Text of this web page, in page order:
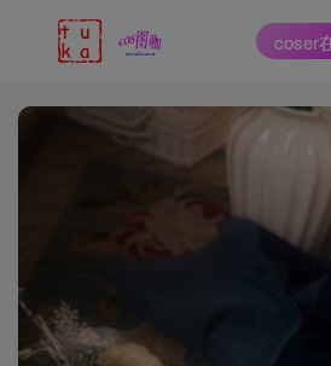
coser